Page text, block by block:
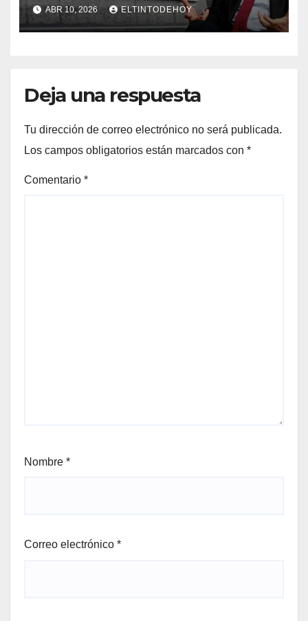
investigación en su contra
por el caso pasaportes
ABR 10, 2026 ELTINTODEHOY
Deja una respuesta
Tu dirección de correo electrónico no será publicada.
Los campos obligatorios están marcados con *
Comentario *
Nombre *
Correo electrónico *